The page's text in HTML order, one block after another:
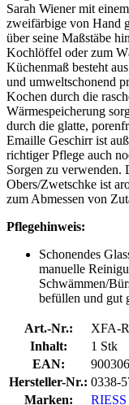
Sarah Wiener mit
zweifärbige von Hand
über seine Maßstäbe
Kochlöffel oder zum
Küchenmaß besteht
und umweltschonend
Kochen durch die
Wärmespeicherung
durch die glatte,
Emaille Geschirr ist
richtiger Pflege auch
Sorgen zu verwenden.
Obers/Zwetschke ist
zum Abmessen von
Pflegehinweis:
Schonendes
manuelle
Schwämmen/
befüllen und gut
Art.-Nr.:
XFA-
Inhalt:
1 Stk
EAN:
Hersteller-Nr.: 0338-
Marken:
RIESS